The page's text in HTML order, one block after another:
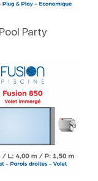
Pool Party